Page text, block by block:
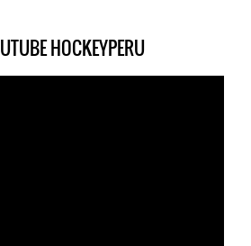
HOCKEYPERU